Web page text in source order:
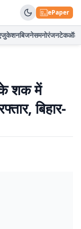
ePaper
बिजनेसमनोरंजनटेकऑटो
के शक में
बिहार-